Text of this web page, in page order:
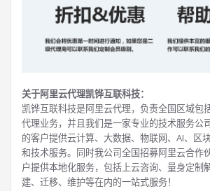
关于阿里云代理凯铧互联科技：
凯铧互联科技是阿里云代理，负责全国区域包
代理业务，并且我们是一家专业的技术服务公
的客户提供云计算、大数据、物联网、AI、区
和技术服务。同时我公司全国招募阿里云合作
户提供本地化服务，包括上云咨询、量身定制
建、迁移、维护等在内的一站式服务！